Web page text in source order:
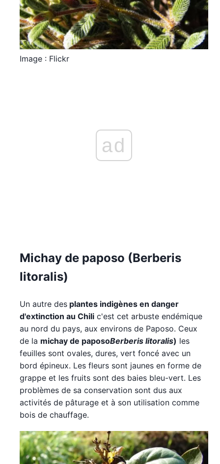
Image : Flickr
ad
Michay de paposo (Berberis
litoralis)
Un autre des plantes indigènes en danger
d'extinction au Chili c'est cet arbuste endémique
au nord du pays, aux environs de Paposo. Ceux
de la michay de paposoBerberis litoralis) les
feuilles sont ovales, dures, vert foncé avec un
bord épineux. Les fleurs sont jaunes en forme de
grappe et les fruits sont des baies bleu-vert. Les
problèmes de sa conservation sont dus aux
activités de pâturage et à son utilisation comme
bois de chauffage.